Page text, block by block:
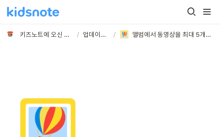
키즈노트에 오신 것을 환영합니다 / 업데이트 노트 / 앨범에서 동영상을 최대 5개까지 첨부할 수 있어요!